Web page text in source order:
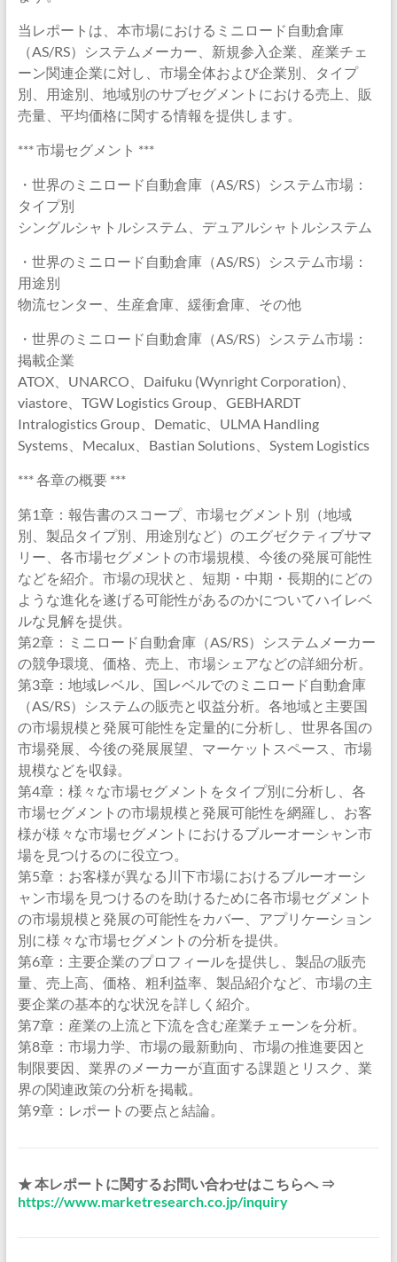
当レポートは、本市場におけるミニロード自動倉庫
（AS/RS）システムメーカー、新規参入企業、産業チェ
ーン関連企業に対し、市場全体および企業別、タイプ
別、用途別、地域別のサブセグメントにおける売上、販
売量、平均価格に関する情報を提供します。
*** 市場セグメント ***
・世界のミニロード自動倉庫（AS/RS）システム市場：
タイプ別
シングルシャトルシステム、デュアルシャトルシステム
・世界のミニロード自動倉庫（AS/RS）システム市場：
用途別
物流センター、生産倉庫、緩衝倉庫、その他
・世界のミニロード自動倉庫（AS/RS）システム市場：
掲載企業
ATOX、UNARCO、Daifuku (Wynright Corporation)、
viastore、TGW Logistics Group、GEBHARDT
Intralogistics Group、Dematic、ULMA Handling
Systems、Mecalux、Bastian Solutions、System Logistics
*** 各章の概要 ***
第1章：報告書のスコープ、市場セグメント別（地域
別、製品タイプ別、用途別など）のエグゼクティブサマ
リー、各市場セグメントの市場規模、今後の発展可能性
などを紹介。市場の現状と、短期・中期・長期的にどの
ような進化を遂げる可能性があるのかについてハイレベ
ルな見解を提供。
第2章：ミニロード自動倉庫（AS/RS）システムメーカー
の競争環境、価格、売上、市場シェアなどの詳細分析。
第3章：地域レベル、国レベルでのミニロード自動倉庫
（AS/RS）システムの販売と収益分析。各地域と主要国
の市場規模と発展可能性を定量的に分析し、世界各国の
市場発展、今後の発展展望、マーケットスペース、市場
規模などを収録。
第4章：様々な市場セグメントをタイプ別に分析し、各
市場セグメントの市場規模と発展可能性を網羅し、お客
様が様々な市場セグメントにおけるブルーオーシャン市
場を見つけるのに役立つ。
第5章：お客様が異なる川下市場におけるブルーオーシ
ャン市場を見つけるのを助けるために各市場セグメント
の市場規模と発展の可能性をカバー、アプリケーション
別に様々な市場セグメントの分析を提供。
第6章：主要企業のプロフィールを提供し、製品の販売
量、売上高、価格、粗利益率、製品紹介など、市場の主
要企業の基本的な状況を詳しく紹介。
第7章：産業の上流と下流を含む産業チェーンを分析。
第8章：市場力学、市場の最新動向、市場の推進要因と
制限要因、業界のメーカーが直面する課題とリスク、業
界の関連政策の分析を掲載。
第9章：レポートの要点と結論。
★ 本レポートに関するお問い合わせはこちらへ ⇒
https://www.marketresearch.co.jp/inquiry